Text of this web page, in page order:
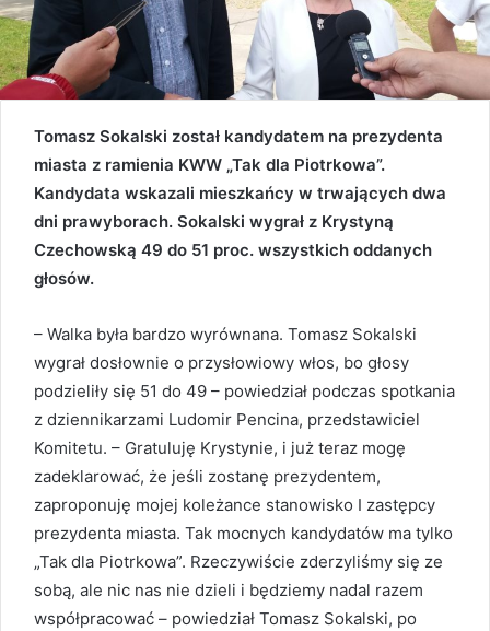
Tomasz Sokalski został kandydatem na prezydenta
miasta z ramienia KWW „Tak dla Piotrkowa”.
Kandydata wskazali mieszkańcy w trwających dwa
dni prawyborach. Sokalski wygrał z Krystyną
Czechowską 49 do 51 proc. wszystkich oddanych
głosów.
– Walka była bardzo wyrównana. Tomasz Sokalski
wygrał dosłownie o przysłowiowy włos, bo głosy
podzieliły się 51 do 49 – powiedział podczas spotkania
z dziennikarzami Ludomir Pencina, przedstawiciel
Komitetu. – Gratuluję Krystynie, i już teraz mogę
zadeklarować, że jeśli zostanę prezydentem,
zaproponuję mojej koleżance stanowisko I zastępcy
prezydenta miasta. Tak mocnych kandydatów ma tylko
„Tak dla Piotrkowa”. Rzeczywiście zderzyliśmy się ze
sobą, ale nic nas nie dzieli i będziemy nadal razem
współpracować – powiedział Tomasz Sokalski, po